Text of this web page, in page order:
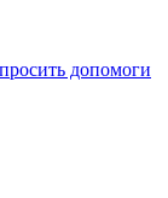
допомоги